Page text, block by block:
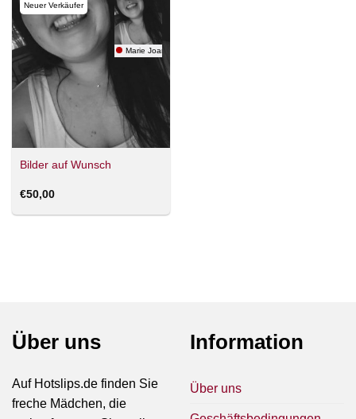
Neuer Verkäufer
Marie Joan
Bilder auf Wunsch
€50,00
Über uns
Auf Hotslips.de finden Sie
freche Mädchen, die
Information
Über uns